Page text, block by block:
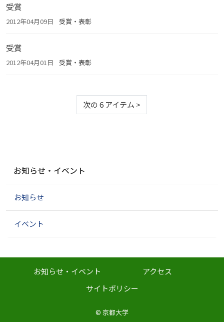
受賞
2012年04月09日 受賞・表彰
受賞
2012年04月01日 受賞・表彰
次の 6 アイテム >
ゲ
シ
ン
お知らせ・イベント
お知らせ
イベント
© 京都大学
お知らせ・イベント
アクセス
サイトポリシー